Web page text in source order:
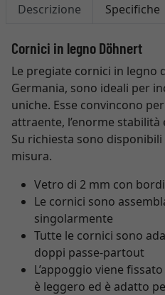
Descrizione Specifiche
Cornici in legno Döhnert
Le pregiate cornici in legno
Germania, sono ideali per
uniche. Esse convincono
attraente, l’enorme
Su richiesta sono
misura.
Vetro di 2 mm con
Le cornici sono
singolarmente
Tutte le cornici sono
doppi passe-partout
L’appoggio viene
è leggero ed è adatto